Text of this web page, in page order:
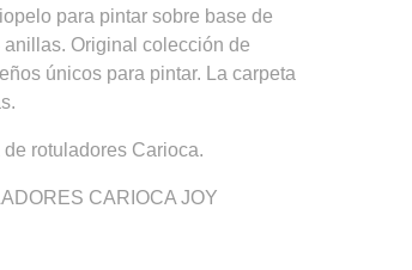
para pintar sobre base de
Original colección de
únicos para pintar. La carpeta
de rotuladores Carioca.
CARIOCA JOY